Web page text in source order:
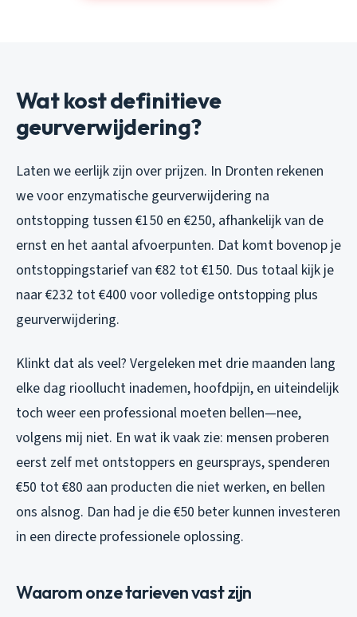
Wat kost definitieve
geurverwijdering?
Laten we eerlijk zijn over prijzen. In Dronten rekenen
we voor enzymatische geurverwijdering na
ontstopping tussen €150 en €250, afhankelijk van de
ernst en het aantal afvoerpunten. Dat komt bovenop je
ontstoppingstarief van €82 tot €150. Dus totaal kijk je
naar €232 tot €400 voor volledige ontstopping plus
geurverwijdering.
Klinkt dat als veel? Vergeleken met drie maanden lang
elke dag rioollucht inademen, hoofdpijn, en uiteindelijk
toch weer een professional moeten bellen—nee,
volgens mij niet. En wat ik vaak zie: mensen proberen
eerst zelf met ontstoppers en geursprays, spenderen
€50 tot €80 aan producten die niet werken, en bellen
ons alsnog. Dan had je die €50 beter kunnen investeren
in een directe professionele oplossing.
Waarom onze tarieven vast zijn